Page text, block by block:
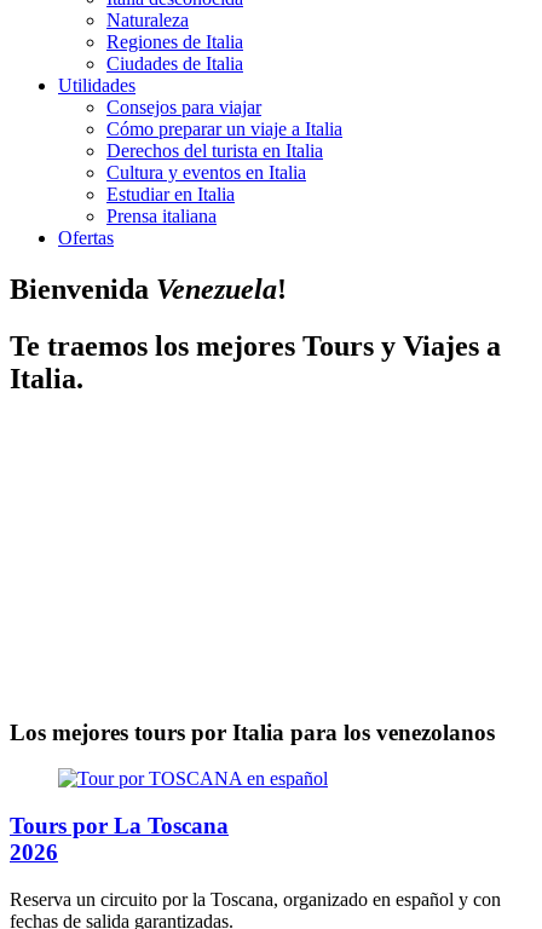
Naturaleza
Regiones de Italia
Ciudades de Italia
Utilidades
Consejos para viajar
Cómo preparar un viaje a Italia
Derechos del turista en Italia
Cultura y eventos en Italia
Estudiar en Italia
Prensa italiana
Ofertas
Bienvenida Venezuela!
Te traemos los mejores Tours y Viajes a
Italia.
Los mejores tours por Italia para los venezolanos
Tours por La Toscana
2026
Reserva un circuito por la Toscana, organizado en español y con
fechas de salida garantizadas.